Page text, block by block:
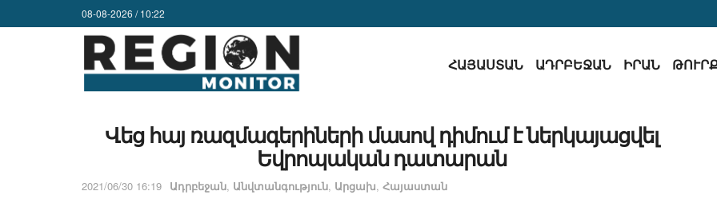
08-08-2026 / 10:22
ՀԱՅԱՍՏԱՆ ԱԴՐԲԵՋԱՆ ԻՐԱՆ
Վեց հայ ռազմագերիների մասով դիմում է ներկայացվել
Եվրոպական դատարան
2021/06/30 16:19 Ադրբեջան, Անվտանգություն, Արցախ, Հայաստան